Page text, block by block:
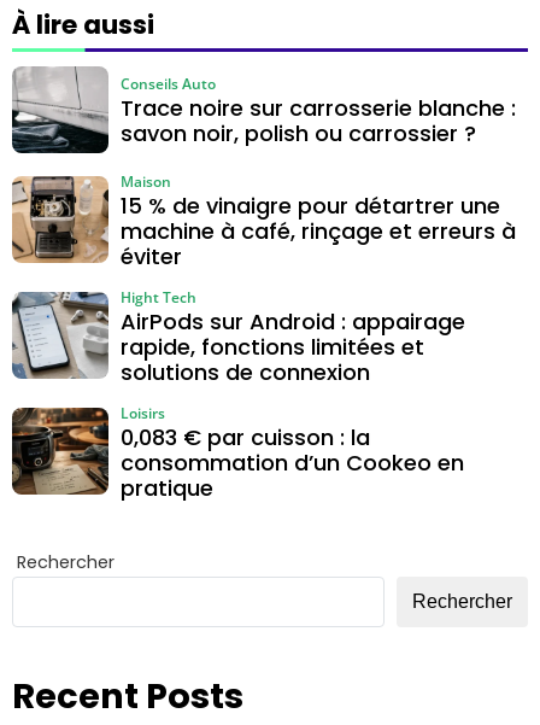
À lire aussi
Trace noire sur carrosserie blanche :
savon noir, polish ou carrossier ?
Conseils Auto
15 % de vinaigre pour détartrer une
machine à café, rinçage et erreurs à
éviter
Maison
AirPods sur Android : appairage
rapide, fonctions limitées et
solutions de connexion
Hight Tech
0,083 € par cuisson : la
consommation d’un Cookeo en
pratique
Loisirs
Rechercher
Rechercher
Recent Posts